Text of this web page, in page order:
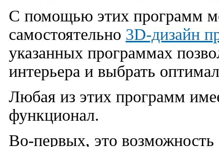
С помощью этих программ
самостоятельно 3D-дизайн
указанных программах
интерьера и выбрать
Любая из этих программ
функционал.
Во-первых, это возможность